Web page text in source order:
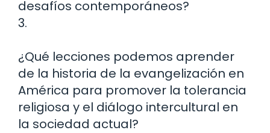
desafíos contemporáneos?
3.
¿Qué lecciones podemos aprender
de la historia de la evangelización en
América para promover la tolerancia
religiosa y el diálogo intercultural en
la sociedad actual?